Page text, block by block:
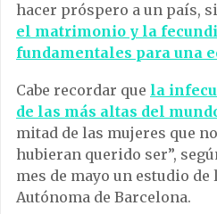
hacer próspero a un país,
el matrimonio y la
fundamentales para una
Cabe recordar que la
de las más altas del
mitad de las mujeres que
hubieran querido ser”,
mes de mayo un estudio
Autónoma de Barcelona.